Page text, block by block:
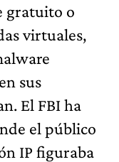
gratuito o
virtuales,
sus
El FBI ha
el público
IP figuraba